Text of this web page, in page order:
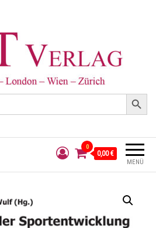
Search Button
MENÜ
0
0,00 €